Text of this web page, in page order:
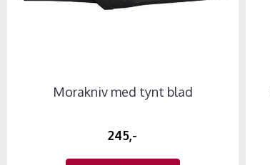
Morakniv med tynt blad
245,-